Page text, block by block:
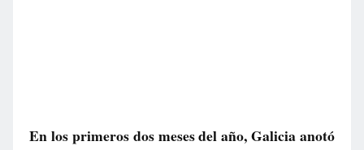
En los primeros dos meses del año, Galicia anotó